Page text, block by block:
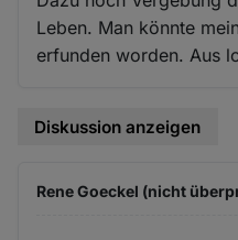
Leben. Man könnte
erfunden worden. Aus
Diskussion anzeigen
Rene Goeckel (nicht